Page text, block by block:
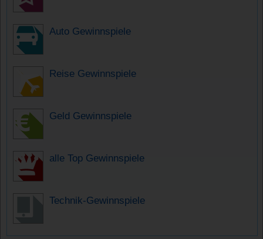
Auto Gewinnspiele
Reise Gewinnspiele
Geld Gewinnspiele
alle Top Gewinnspiele
Technik-Gewinnspiele